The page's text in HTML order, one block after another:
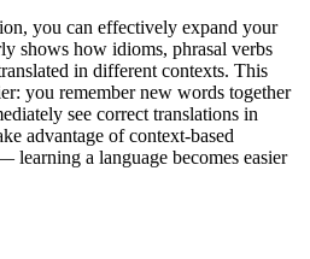
you can effectively expand your
shows how idioms, phrasal verbs
in different contexts. This
you remember new words together
see correct translations in
advantage of context-based
a language becomes easier